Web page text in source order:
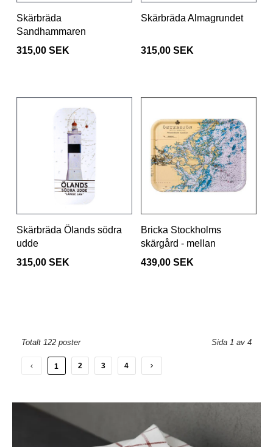
Skärbräda
Sandhammaren
315,00 SEK
Skärbräda Almagrundet
315,00 SEK
Skärbräda Ölands södra
udde
315,00 SEK
Bricka Stockholms
skärgård - mellan
439,00 SEK
Totalt 122 poster Sida 1 av 4
1 2 3 4